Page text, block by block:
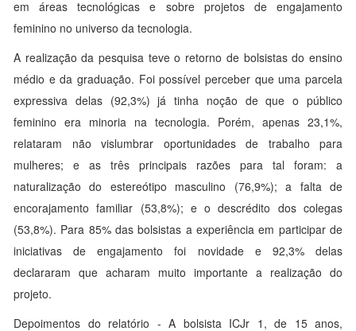
em áreas tecnológicas e sobre projetos de engajamento
feminino no universo da tecnologia.
A realização da pesquisa teve o retorno de bolsistas do ensino
médio e da graduação. Foi possível perceber que uma parcela
expressiva delas (92,3%) já tinha noção de que o público
feminino era minoria na tecnologia. Porém, apenas 23,1%,
relataram não vislumbrar oportunidades de trabalho para
mulheres; e as três principais razões para tal foram: a
naturalização do estereótipo masculino (76,9%); a falta de
encorajamento familiar (53,8%); e o descrédito dos colegas
(53,8%). Para 85% das bolsistas a experiência em participar de
iniciativas de engajamento foi novidade e 92,3% delas
declararam que acharam muito importante a realização do
projeto.
Depoimentos do relatório - A bolsista ICJr 1, de 15 anos,